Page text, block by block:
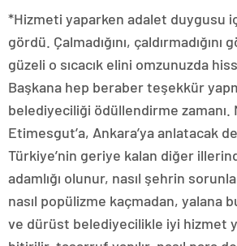
*Hizmeti yaparken adalet duygusu
gördü. Çalmadığını, çaldırmadığını
güzeli o sıcacık elini omzunuzda
Başkana hep beraber teşekkür
belediyeciliği ödüllendirme zamanı.
Etimesgut’a, Ankara’ya anlatacak
Türkiye’nin geriye kalan diğer
adamlığı olunur, nasıl şehrin
nasıl popülizme kaçmadan, yalana
ve dürüst belediyecilikle iyi hizmet